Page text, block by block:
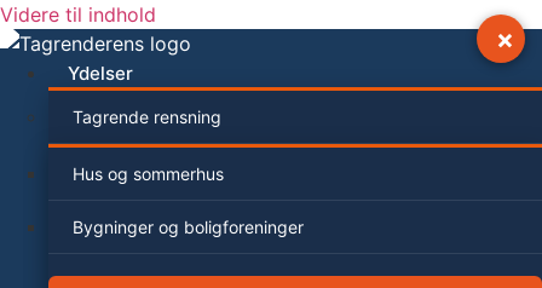
Videre til indhold
Ydelser
Tagrende rensning
Hus og sommerhus
Bygninger og boligforeninger
×